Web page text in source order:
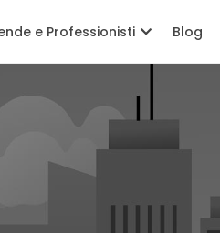
e Professionisti Blog